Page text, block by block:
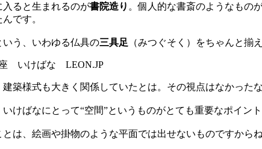
ると生まれるのが書院造り 。個人的な書斎のようなもの
です。
う、いわゆる仏具の三具足 （みつぐそく）をちゃんと揃
築様式も大きく関係していたとは。その視点はなかった
けばなにとって“空間”というものがとても重要なポイント
は、絵画や掛物のような平面では出せないものですからね